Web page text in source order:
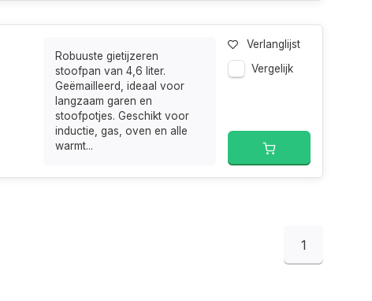
Robuuste gietijzeren
stoofpan van 4,6 liter.
Geëmailleerd, ideaal voor
langzaam garen en
stoofpotjes. Geschikt voor
inductie, gas, oven en alle
warmt...
Verlanglijst
Vergelijk
1